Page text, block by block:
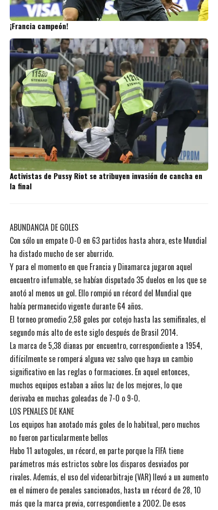
¡Francia campeón!
Activistas de Pussy Riot se atribuyen invasión de cancha en
la final
ABUNDANCIA DE GOLES
Con sólo un empate 0-0 en 63 partidos hasta ahora, este Mundial
ha distado mucho de ser aburrido.
Y para el momento en que Francia y Dinamarca jugaron aquel
encuentro infumable, se habían disputado 35 duelos en los que se
anotó al menos un gol. Ello rompió un récord del Mundial que
había permanecido vigente durante 64 años.
El torneo promedio 2,58 goles por cotejo hasta las semifinales, el
segundo más alto de este siglo después de Brasil 2014.
La marca de 5,38 dianas por encuentro, correspondiente a 1954,
difícilmente se romperá alguna vez salvo que haya un cambio
significativo en las reglas o formaciones. En aquel entonces,
muchos equipos estaban a años luz de los mejores, lo que
derivaba en muchas goleadas de 7-0 o 9-0.
LOS PENALES DE KANE
Los equipos han anotado más goles de lo habitual, pero muchos
no fueron particularmente bellos
Hubo 11 autogoles, un récord, en parte porque la FIFA tiene
parámetros más estrictos sobre los disparos desviados por
rivales. Además, el uso del videoarbitraje (VAR) llevó a un aumento
en el número de penales sancionados, hasta un récord de 28, 10
más que la marca previa, correspondiente a 2002. De esos